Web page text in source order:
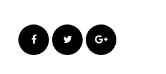
FacebookTwitter Google+